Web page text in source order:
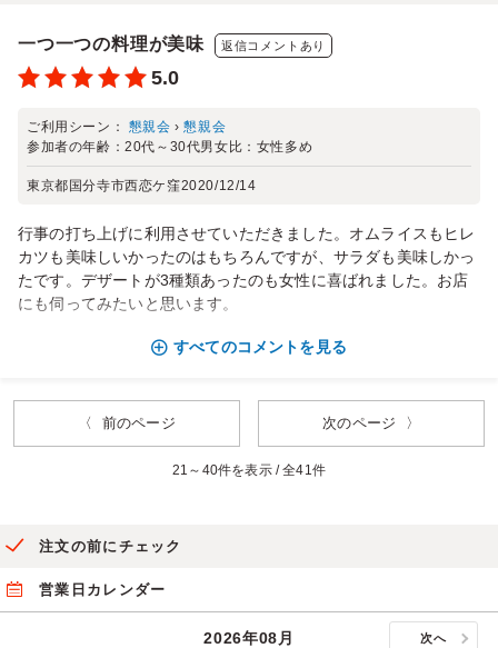
一つ一つの料理が美味 返信コメントあり
5.0
ご利用シーン： 懇親会 ›懇親会
参加者の年齢：20代～30代男女比： 女性多め
東京都国分寺市西恋ケ窪2020/12/14
行事の打ち上げに利用させていただきました。オムライスもヒレ
カツも美味しいかったのはもちろんですが、サラダも美味しかっ
たです。デザートが3種類あったのも女性に喜ばれました。お店
にも伺ってみたいと思います。
すべてのコメントを見る
〈 前のページ 次のページ 〉
21～40件を表示 / 全41件
注文の前にチェック
営業日カレンダー
2026年08月 次へ